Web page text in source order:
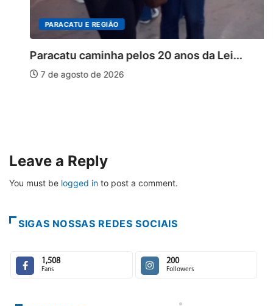
PARACATU E REGIÃO
Paracatu caminha pelos 20 anos da Lei...
7 de agosto de 2026
Leave a Reply
You must be logged in to post a comment.
SIGAS NOSSAS REDES SOCIAIS
1,508
Fans
200
Followers